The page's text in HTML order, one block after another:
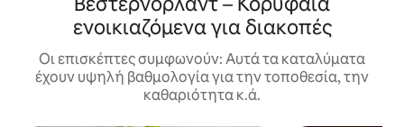
ενοικιαζόμενα για διακοπές
Οι επισκέπτες συμφωνούν: Αυτά τα καταλύματα
έχουν υψηλή βαθμολογία για την τοποθεσία, την
καθαριότητα κ.ά.